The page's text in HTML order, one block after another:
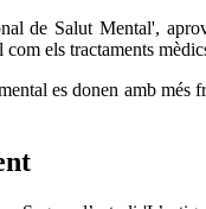
de Salut Mental',
els tractaments
es donen amb més